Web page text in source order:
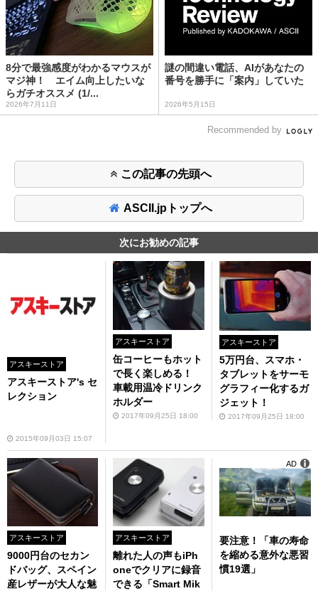
8分で最強感度がわかるマウスが
マジ神！ エイム向上したいな
らガチオススメ (1/...
2026年7月11日
謎の間違い電話、AIがあなたの
番号を勝手に「案内」していた
2026年5月15日
Recommended by
この記事の先頭へ
ASCII.jpトップへ
次にお勧めの記事
アスキーストア
アスキーストア's セ
レクション
2015年09月03日 15:07
アスキーストア
缶コーヒーもホット
で長く楽しめる！
車載用温冷ドリンク
ホルダー
2017年09月25日 18:00
アスキーストア
5万円台、スマホ・
タブレットをサーモ
グラフィー化するガ
ジェット！
2017年09月25日 18:00
アスキーストア
9000円台のセカン
ドバッグ、スペイン
産レザーが大人な魅
アスキーストア
離れた人の声もiPh
oneでクリアに録音
できる「Smart Mik
要注意！「車の寿命
を縮める意外な悪習
慣19選」
AD